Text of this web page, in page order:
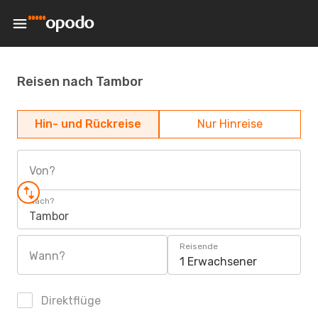
Reisen nach Tambor
Hin- und Rückreise Nur Hinreise
Von?
Nach?
Tambor
Wann?
Reisende
1 Erwachsener
Direktflüge